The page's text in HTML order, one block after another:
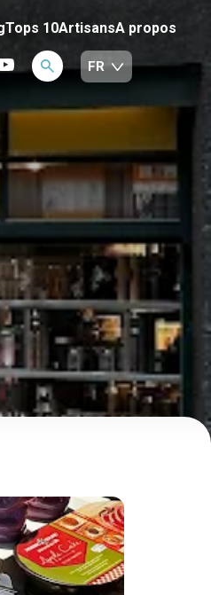
Tops 10ArtisansA propos